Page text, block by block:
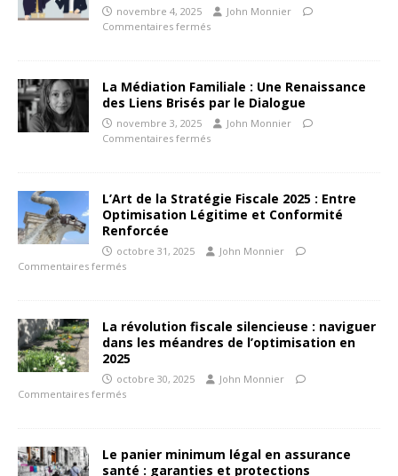
novembre 4, 2025
John Monnier
Commentaires fermés
La Médiation Familiale : Une Renaissance
des Liens Brisés par le Dialogue
novembre 3, 2025
John Monnier
Commentaires fermés
L’Art de la Stratégie Fiscale 2025 : Entre
Optimisation Légitime et Conformité
Renforcée
octobre 31, 2025
John Monnier
Commentaires fermés
La révolution fiscale silencieuse : naviguer
dans les méandres de l’optimisation en
2025
octobre 30, 2025
John Monnier
Commentaires fermés
Le panier minimum légal en assurance
santé : garanties et protections